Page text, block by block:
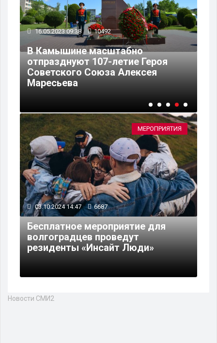
16.05.2023 09:38 10492
В Камышине масштабно
отпразднуют 107-летие Героя
Советского Союза Алексея
Маресьева
МЕРОПРИЯТИЯ
03.10.2024 14:47 6687
Бесплатное мероприятие для
волгоградцев проведут
резиденты «Инсайт Люди»
Новости СМИ2